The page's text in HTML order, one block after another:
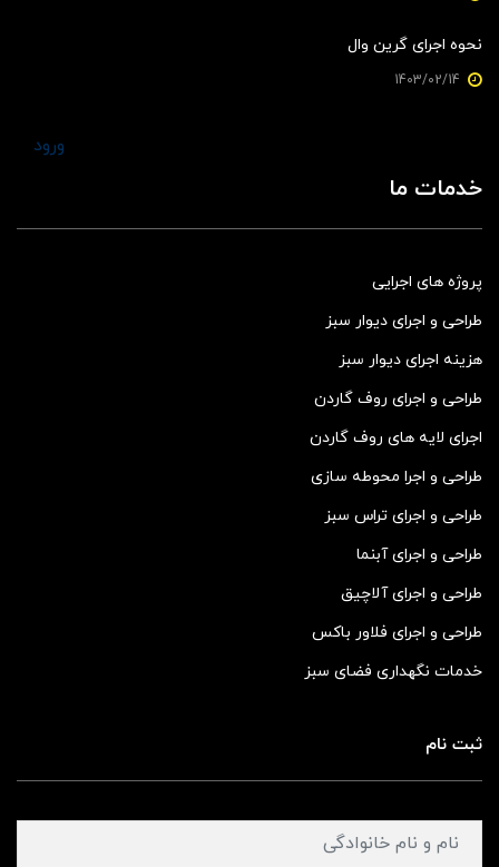
نحوه اجرای گرین وال
ورود
خدمات ما
پروژه های اجرایی
طراحی و اجرای دیوار سبز
هزینه اجرای دیوار سبز
طراحی و اجرای روف گاردن
اجرای لایه های روف گاردن
طراحی و اجرا محوطه سازی
طراحی و اجرای تراس سبز
طراحی و اجرای آبنما
طراحی و اجرای آلاچیق
طراحی و اجرای فلاور باکس
خدمات نگهداری فضای سبز
ثبت نام